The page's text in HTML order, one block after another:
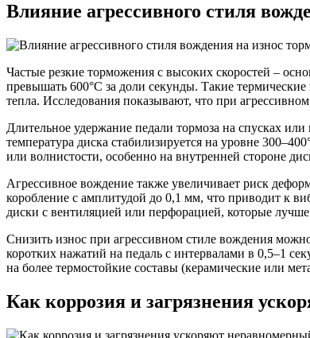
Влияние агрессивного стиля
Частые резкие торможения с высоких скоростей –
превышать 600°C за доли секунды. Такие
тепла. Исследования показывают, что при
Длительное удержание педали тормоза на спусках
температура диска стабилизируется на уровне
или волнистости, особенно на внутренней стороне
Агрессивное вождение также увеличивает риск
коробление с амплитудой до 0,1 мм, что приводит к
диски с вентиляцией или перфорацией, которые
Снизить износ при агрессивном стиле вождения
коротких нажатий на педаль с интервалами в 0,5–1
на более термостойкие составы (керамические или
Как коррозия и загрязнения